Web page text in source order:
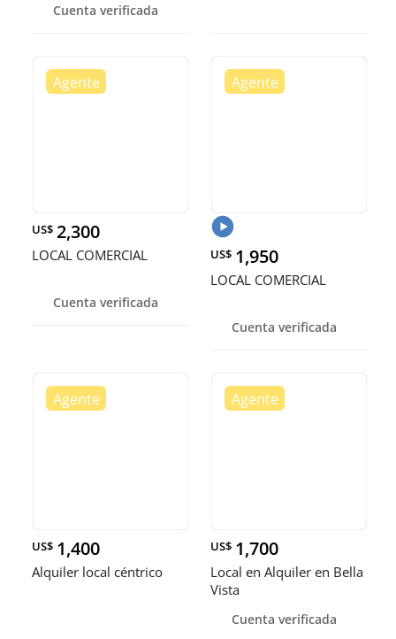
Cuenta verificada
US$ 2,300
LOCAL COMERCIAL
Cuenta verificada
US$ 1,950
LOCAL COMERCIAL
Cuenta verificada
US$ 1,400
Alquiler local céntrico
US$ 1,700
Local en Alquiler en Bella
Vista
Cuenta verificada